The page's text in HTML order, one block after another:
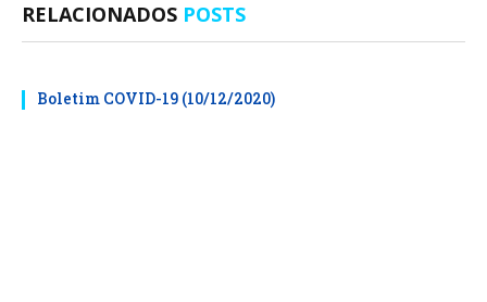
RELACIONADOS POSTS
Boletim COVID-19 (10/12/2020)